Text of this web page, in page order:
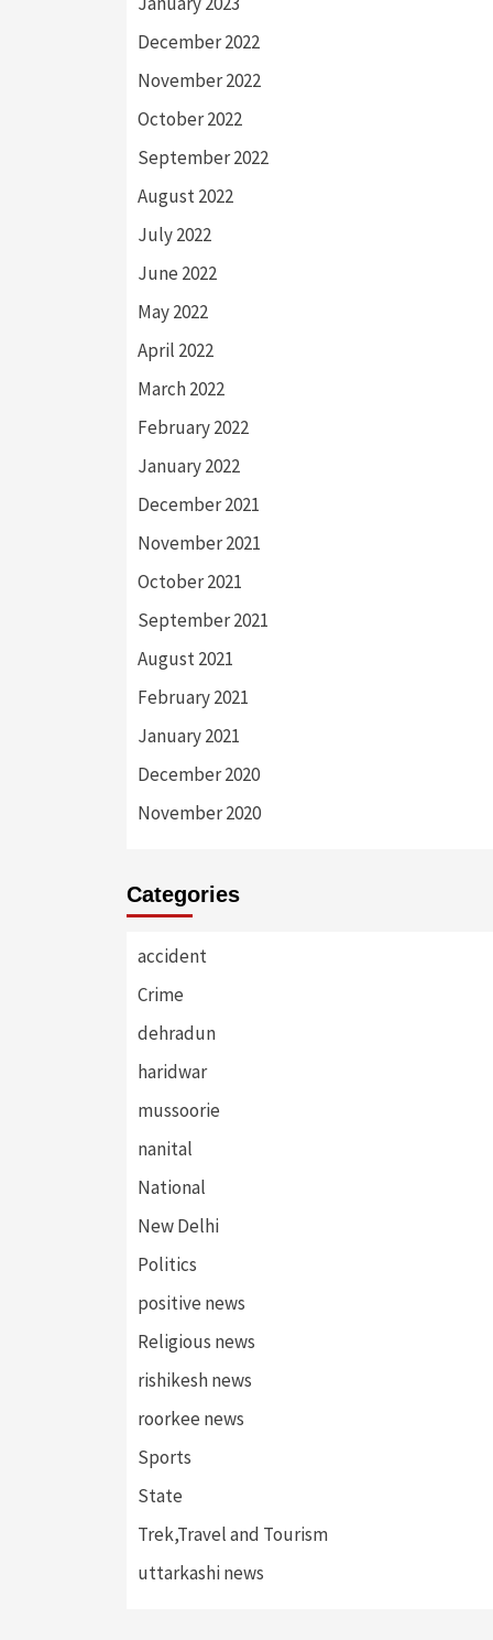
December 2022
November 2022
October 2022
September 2022
August 2022
July 2022
June 2022
May 2022
April 2022
March 2022
February 2022
January 2022
December 2021
November 2021
October 2021
September 2021
August 2021
February 2021
January 2021
December 2020
November 2020
Categories
accident
Crime
dehradun
haridwar
mussoorie
nanital
National
New Delhi
Politics
positive news
Religious news
rishikesh news
roorkee news
Sports
State
Trek,Travel and Tourism
uttarkashi news